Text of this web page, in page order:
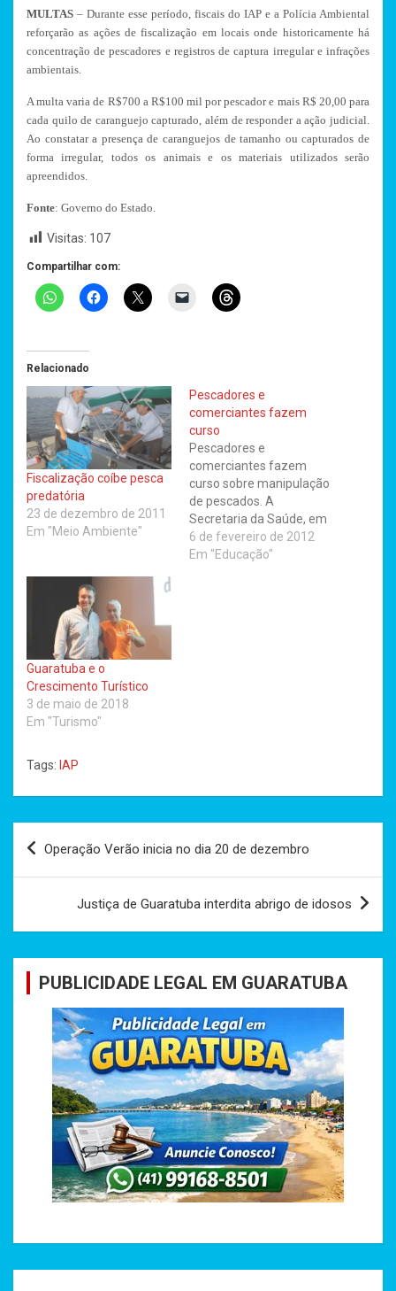
MULTAS – Durante esse período, fiscais do IAP e a Polícia Ambiental
reforçarão as ações de fiscalização em locais onde historicamente há
concentração de pescadores e registros de captura irregular e infrações
ambientais.
A multa varia de R$700 a R$100 mil por pescador e mais R$ 20,00 para
cada quilo de caranguejo capturado, além de responder a ação judicial.
Ao constatar a presença de caranguejos de tamanho ou capturados de
forma irregular, todos os animais e os materiais utilizados serão
apreendidos.
Fonte: Governo do Estado.
Visitas: 107
Compartilhar com:
Relacionado
Fiscalização coíbe pesca
predatória
23 de dezembro de 2011
Em "Meio Ambiente"
Pescadores e
comerciantes fazem
curso
Pescadores e
comerciantes fazem
curso sobre manipulação
de pescados. A
Secretaria da Saúde, em
parceria com a
Universidade Federal do
6 de fevereiro de 2012
Em "Educação"
Guaratuba e o
Crescimento Turístico
3 de maio de 2018
Em "Turismo"
Tags: IAP
Navegação
de
Operação Verão inicia no dia 20 de dezembro
Justiça de Guaratuba interdita abrigo de idosos
PUBLICIDADE LEGAL EM GUARATUBA